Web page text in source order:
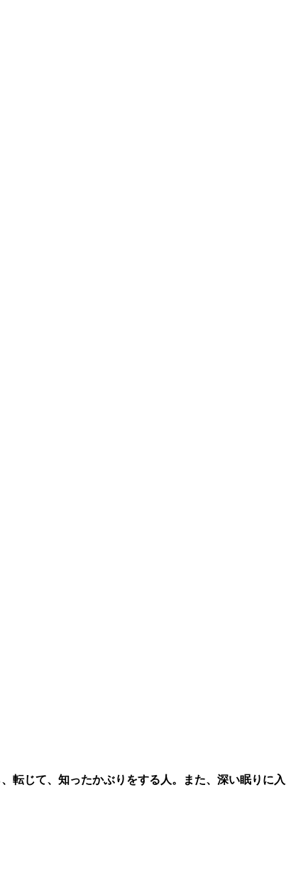
転じて、知ったかぶりをする人。また、深い眠りに入